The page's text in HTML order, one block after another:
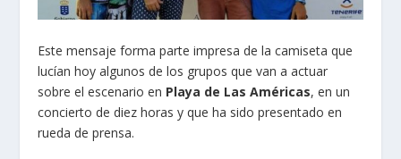
Este mensaje forma parte impresa de la camiseta que
lucían hoy algunos de los grupos que van a actuar
sobre el escenario en Playa de Las Américas, en un
concierto de diez horas y que ha sido presentado en
rueda de prensa.